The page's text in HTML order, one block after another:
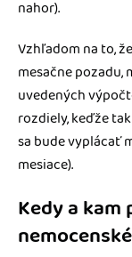
nahor).
Vzhľadom na to,
mesačne
uvedených
rozdiely, keďže
sa bude vyplácať
mesiace).
Kedy a